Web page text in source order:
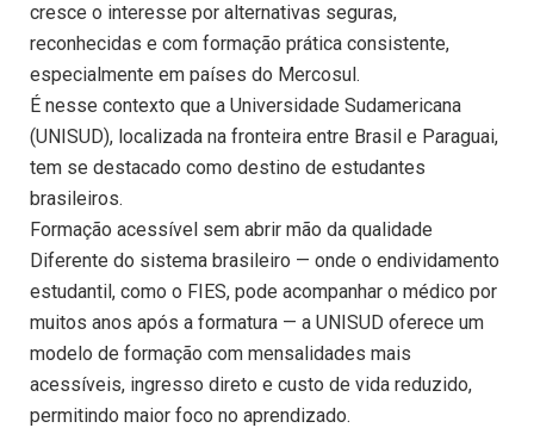
cresce o interesse por alternativas seguras,
reconhecidas e com formação prática consistente,
especialmente em países do Mercosul.
É nesse contexto que a Universidade Sudamericana
(UNISUD), localizada na fronteira entre Brasil e Paraguai,
tem se destacado como destino de estudantes
brasileiros.
Formação acessível sem abrir mão da qualidade
Diferente do sistema brasileiro — onde o endividamento
estudantil, como o FIES, pode acompanhar o médico por
muitos anos após a formatura — a UNISUD oferece um
modelo de formação com mensalidades mais
acessíveis, ingresso direto e custo de vida reduzido,
permitindo maior foco no aprendizado.